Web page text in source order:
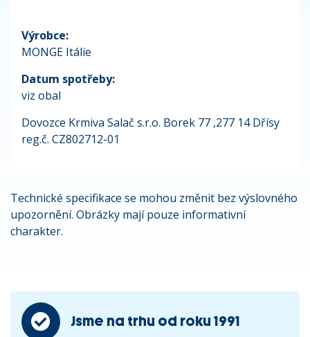
Výrobce:
MONGE Itálie
Datum spotřeby:
viz obal
Dovozce Krmiva Salač s.r.o. Borek 77 ,277 14 Dřísy
reg.č. CZ802712-01
Technické specifikace se mohou změnit bez výslovného
upozornění. Obrázky mají pouze informativní
charakter.
Jsme na trhu od roku 1991